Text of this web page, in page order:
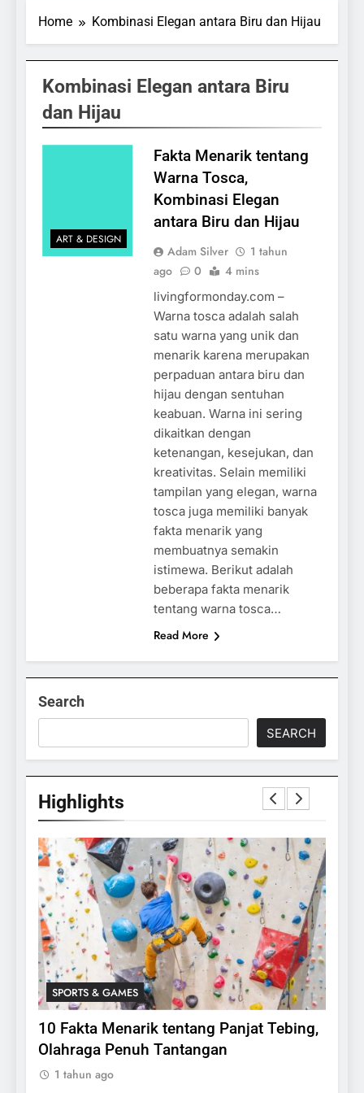
Home Kombinasi Elegan antara Biru dan Hijau
Kombinasi Elegan antara Biru
dan Hijau
ART & DESIGN
Fakta Menarik tentang
Warna Tosca,
Kombinasi Elegan
antara Biru dan Hijau
Adam Silver
1 tahun
ago
0 4 mins
livingformonday.com –
Warna tosca adalah salah
satu warna yang unik dan
menarik karena merupakan
perpaduan antara biru dan
hijau dengan sentuhan
keabuan. Warna ini sering
dikaitkan dengan
ketenangan, kesejukan, dan
kreativitas. Selain memiliki
tampilan yang elegan, warna
tosca juga memiliki banyak
fakta menarik yang
membuatnya semakin
istimewa. Berikut adalah
beberapa fakta menarik
tentang warna tosca…
Read More
Search
SEARCH
Highlights
SPORTS & GAMES
10 Fakta Menarik tentang Panjat Tebing,
Olahraga Penuh Tantangan
1 tahun ago